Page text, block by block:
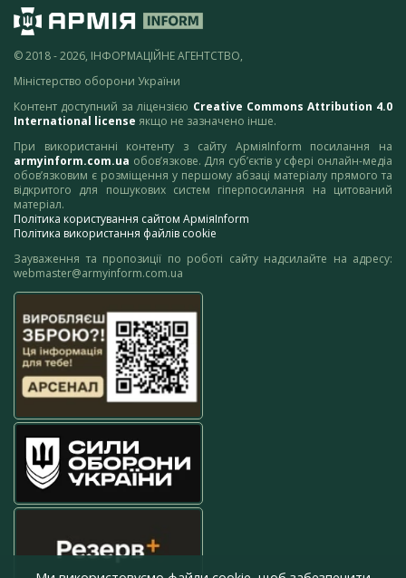
© 2018 - 2026, ІНФОРМАЦІЙНЕ АГЕНТСТВО,
Міністерство оборони України
Контент доступний за ліцензією Creative Commons Attribution 4.0
International license якщо не зазначено інше.
При використанні контенту з сайту АрміяInform посилання на
armyinform.com.ua обов’язкове. Для суб’єктів у сфері онлайн-медіа
обов’язковим є розміщення у першому абзаці матеріалу прямого та
відкритого для пошукових систем гіперпосилання на цитований
матеріал.
Політика користування сайтом АрміяInform
Політика використання файлів cookie
Зауваження та пропозиції по роботі сайту надсилайте на адресу:
webmaster@armyinform.com.ua